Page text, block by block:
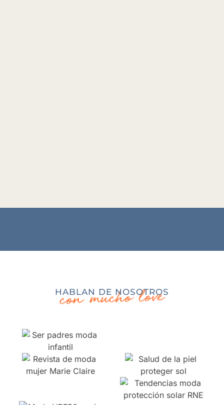
HABLAN DE NOSOTROS
con mucho love